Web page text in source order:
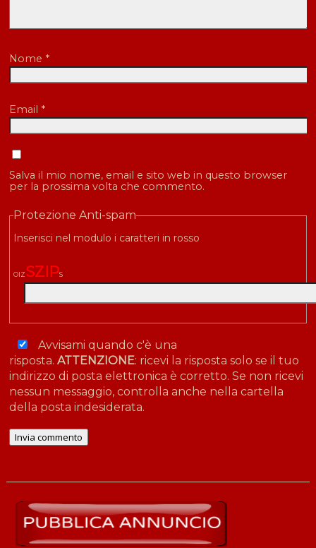
Nome *
Email *
Salva il mio nome, email e sito web in questo browser
per la prossima volta che commento.
Protezione Anti-spam
Inserisci nel modulo i caratteri in rosso
O Z SZIPS
Avvisami quando c'è una
risposta.ATTENZIONE: ricevi la risposta solo se il tuo
indirizzo di posta elettronica è corretto. Se non ricevi
nessun messaggio, controlla anche nella cartella
della posta indesiderata.